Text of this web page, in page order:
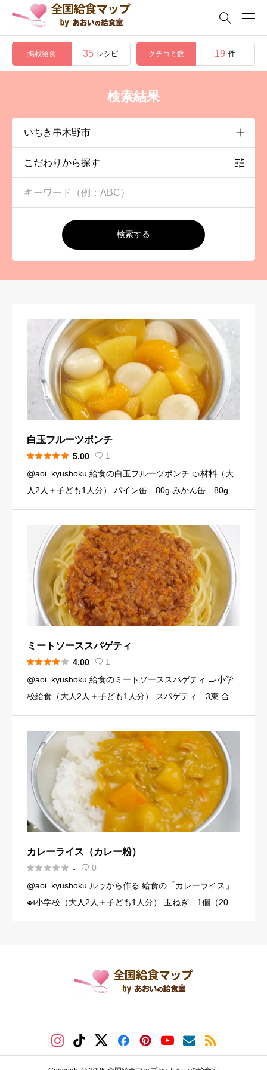

掲載給食 35 レシピ クチコミ数 19 件
検索結果
こだわりから探す
検索する
白玉フルーツポンチ
 5.00  1
@aoi_kyushoku 給食の白玉フルーツポンチ 🍊材料（大
人2人＋子ども1人分） パイン缶…80g みかん缶…80g 黄
4g） （白玉団子） 白玉粉… […]
ミートソーススパゲティ
 4.00  1
@aoi_kyushoku 給食のミートソーススパゲティ 🍳小学
校給食（大人2人＋子ども1人分） スパゲティ…3束 合い
（120g） にんにくチューブ…少々（1 […]
カレーライス（カレー粉）
 -  0
@aoi_kyushoku ルゥから作る 給食の「カレーライス」
🍛小学校（大人2人＋子ども1人分） 玉ねぎ…1個（200